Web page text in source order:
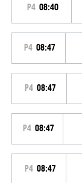
P4 08:40
P4 08:47
P4 08:47
P4 08:47
P4 08:47